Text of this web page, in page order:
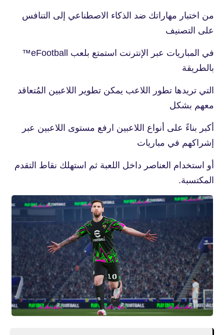
من اختبار مهاراتك ضد الذكاء الاصطناعي إلى التنافس
على التصنيف
في المباريات عبر الإنترنت استمتع بلعب eFootball™
بالطريقة
التي تريدها تطور اللاعب يمكن تطوير اللاعبين المُتعاقد
معهم بشكل
أكبر بناءً على أنواع اللاعبين ارفع مستوى اللاعبين عبر
إشراكهم في مباريات
أو استخدام العناصر داخل اللعبة ثم استهلك نقاط التقدم
المكتسبة.